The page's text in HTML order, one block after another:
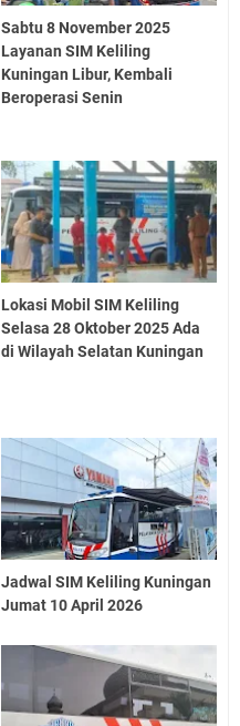
Sabtu 8 November 2025
Layanan SIM Keliling
Kuningan Libur, Kembali
Beroperasi Senin
Lokasi Mobil SIM Keliling
Selasa 28 Oktober 2025 Ada
di Wilayah Selatan Kuningan
Jadwal SIM Keliling Kuningan
Jumat 10 April 2026